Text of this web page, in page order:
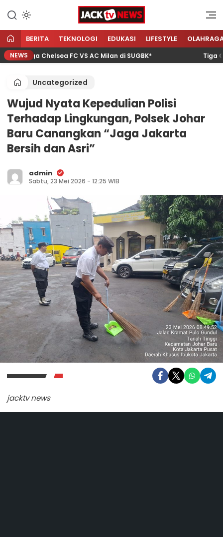
konten
Jacktvnews.com
Sumber Referensi Terpercaya
BERITA TEKNOLOGI EDUKASI LIFESTYLE
NEWSChelsea FC VS AC Milan di SUGBK* Tiga
Uncategorized
Wujud Nyata Kepedulian Polisi
Terhadap Lingkungan, Polsek Johar
Baru Canangkan “Jaga Jakarta
Bersih dan Asri”
admin
Sabtu, 23 Mei 2026 - 12:25 WIB
jacktv news